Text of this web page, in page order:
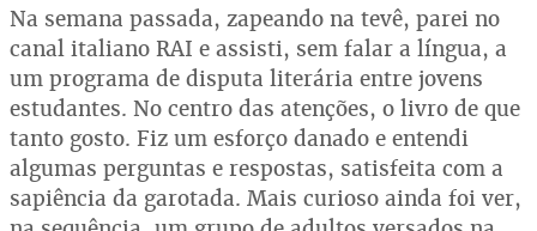
Na semana passada, zapeando na tevê, parei no
canal italiano RAI e assisti, sem falar a língua, a
um programa de disputa literária entre jovens
estudantes. No centro das atenções, o livro de que
tanto gosto. Fiz um esforço danado e entendi
algumas perguntas e respostas, satisfeita com a
sapiência da garotada. Mais curioso ainda foi ver,